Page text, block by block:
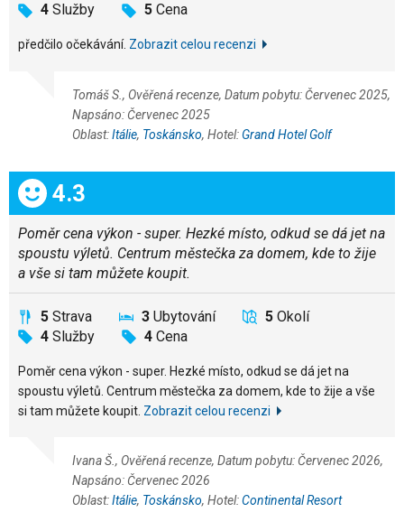
4 Služby 5 Cena
předčilo očekávání. Zobrazit celou recenzi
Tomáš S., Ověřená recenze, Datum pobytu: Červenec 2025,
Napsáno: Červenec 2025
Oblast:Itálie, Toskánsko, Hotel: Grand Hotel Golf
Celkem:
4.3
Poměr cena výkon - super. Hezké místo, odkud se dá jet na
spoustu výletů. Centrum městečka za domem, kde to žije
a vše si tam můžete koupit.
5 Strava 3 Ubytování 5 Okolí
4 Služby 4 Cena
Poměr cena výkon - super. Hezké místo, odkud se dá jet na
spoustu výletů. Centrum městečka za domem, kde to žije a vše
si tam můžete koupit. Zobrazit celou recenzi
Ivana Š., Ověřená recenze, Datum pobytu: Červenec 2026,
Napsáno: Červenec 2026
Oblast:Itálie, Toskánsko, Hotel:Continental Resort